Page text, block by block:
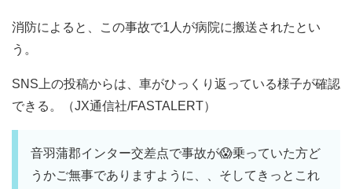
消防によると、この事故で1人が病院に搬送されたとい
う。
SNS上の投稿からは、車がひっくり返っている様子が確認
できる。（JX通信社/FASTALERT）
音羽蒲郡インター交差点で事故が😱乗っていた方ど
うかご無事でありますように、、そしてきっとこれ